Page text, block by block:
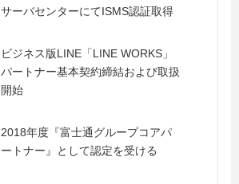
サーバセンターにてISMS認証取得
ビジネス版LINE「LINE WORKS」
パートナー基本契約締結および取扱
開始
2018年度『富士通グループコアパ
ートナー』として認定を受ける